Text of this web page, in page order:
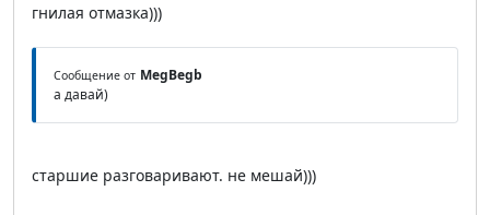
гнилая отмазка)))
Сообщение от MegBegb
а давай)
старшие разговаривают. не мешай)))